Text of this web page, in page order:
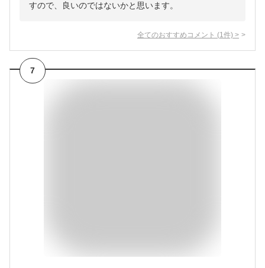
すので、良いのではないかと思います。
全てのおすすめコメント (1 件) >
7